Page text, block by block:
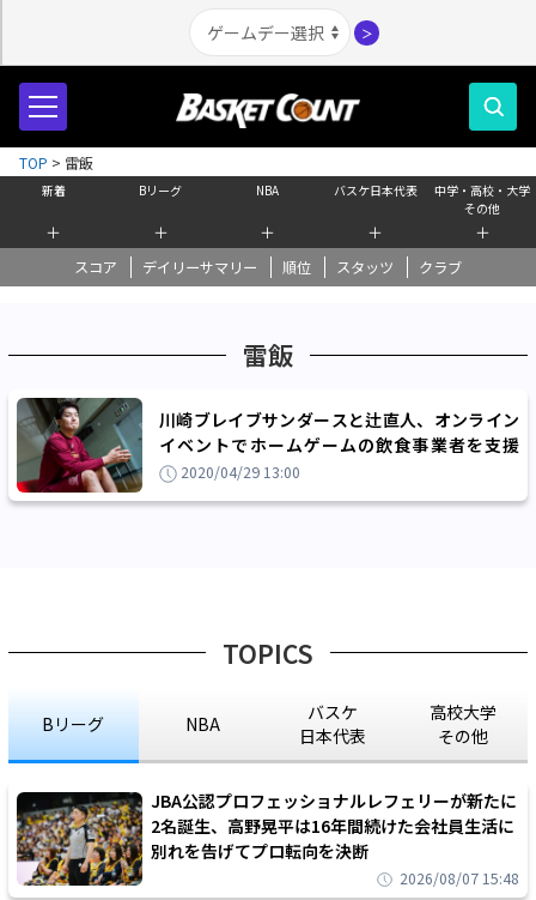
＞
新着
＋
Bリーグ
＋
NBA
＋
バスケ日本代表
＋
中学・高校・大学
その他
＋
スコア デイリーサマリー 順位 スタッツ クラブ
TOP > 雷飯
雷飯
川崎ブレイブサンダースと辻直人、オンライン
イベントでホームゲームの飲食事業者を支援
「飲食店は絶対に守りたい！」
2020/04/29 13:00
TOPICS
Bリーグ NBA
バスケ
日本代表
高校大学
その他
JBA公認プロフェッショナルレフェリーが新たに
2名誕生、高野晃平は16年間続けた会社員生活に
別れを告げてプロ転向を決断
2026/08/07 15:48